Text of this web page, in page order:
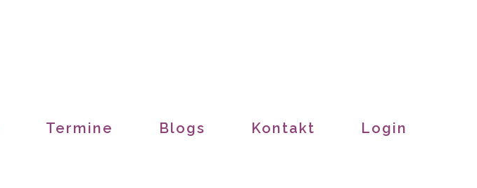
Termine Blogs Kontakt Login